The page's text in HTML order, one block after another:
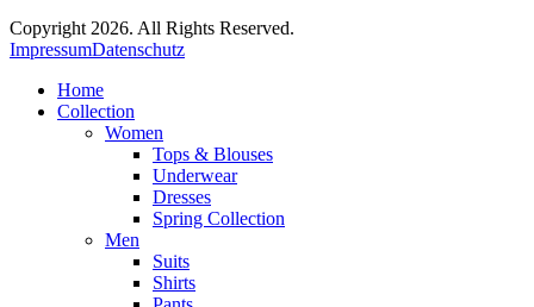
Copyright 2026. All Rights Reserved.
ImpressumDatenschutz
Home
Collection
Women
Tops & Blouses
Underwear
Dresses
Spring Collection
Men
Suits
Shirts